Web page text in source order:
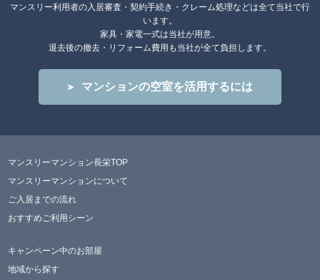
マンスリー利用者の入居審査・契約手続き・クレーム処理などは全て当社で行
います。
家具・家電一式は当社が用意。
退去後の撤去・リフォーム費用も当社が全て負担します。
マンションの空室を活用するには
マンスリーマンション長栄TOP
マンスリーマンションについて
ご入居までの流れ
おすすめご利用シーン
キャンペーン中のお部屋
地域から探す